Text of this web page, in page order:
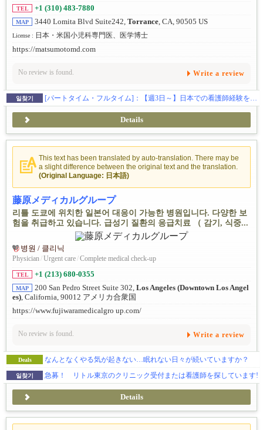
TEL +1 (310) 483-7880
MAP 3440 Lomita Blvd Suite242, Torrance, CA, 90505 US
License : 日本・米国小児科専門医、医学博士
https://matsumotomd.com
No review is found. Write a review
일찾기 [パートタイム・フルタイム]：【週3日～】日本での看護師経験を活かせます｜小児科メディカルアシスタント募集（トーランス）
Details
This text has been translated by auto-translation. There may be
a slight difference between the original text and the translation.
(Original Language: 日本語)
藤原メディカルグループ
리틀 도쿄에 위치한 일본어 대응이 가능한 병원입니다. 다양한 보
험을 취급하고 있습니다. 급성기 질환의 응급치료 （ 감기, 식중...
병원 / 클리닉
Physician/Urgent care/Complete medical check-up
TEL +1 (213) 680-0355
MAP 200 San Pedro Street Suite 302, Los Angeles (Downtown Los Angel
es), California, 90012 アメリカ合衆国
https://www.fujiwaramedicalgro up.com/
No review is found. Write a review
Deals なんとなくやる気が起きない…眠れない日々が続いていますか？
일찾기 急募！ リトル東京のクリニック受付または看護師を探しています!
Details